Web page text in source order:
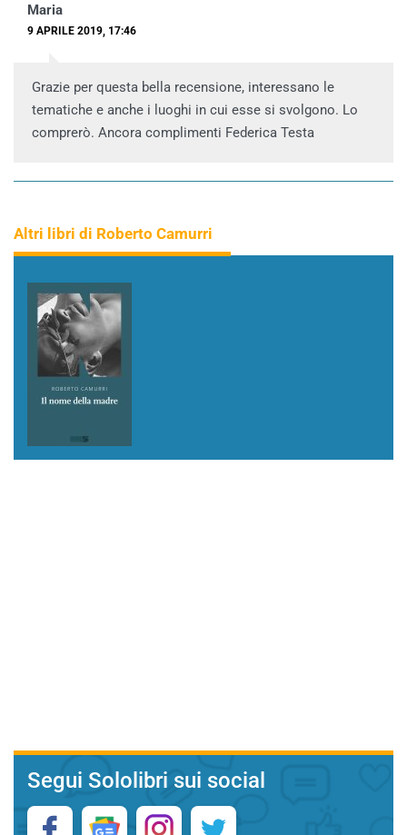
Maria
9 APRILE 2019, 17:46
Grazie per questa bella recensione, interessano le
tematiche e anche i luoghi in cui esse si svolgono. Lo
comprerò. Ancora complimenti Federica Testa
Altri libri di Roberto Camurri
Segui Sololibri sui social